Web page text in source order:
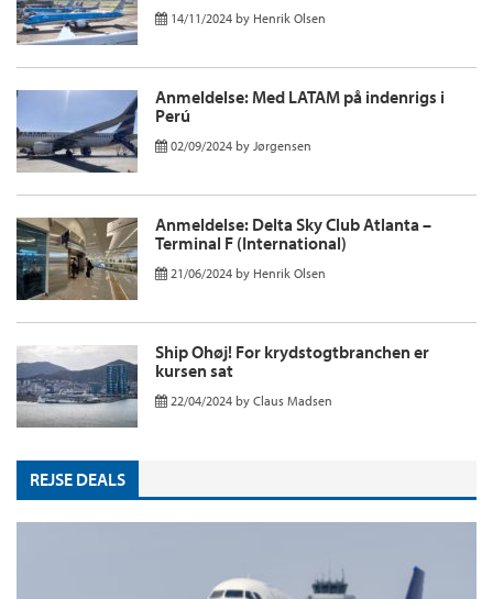
14/11/2024 by Henrik Olsen
Anmeldelse: Med LATAM på indenrigs i
Perú
02/09/2024 by Jørgensen
Anmeldelse: Delta Sky Club Atlanta –
Terminal F (International)
21/06/2024 by Henrik Olsen
Ship Ohøj! For krydstogtbranchen er
kursen sat
22/04/2024 by Claus Madsen
REJSE DEALS